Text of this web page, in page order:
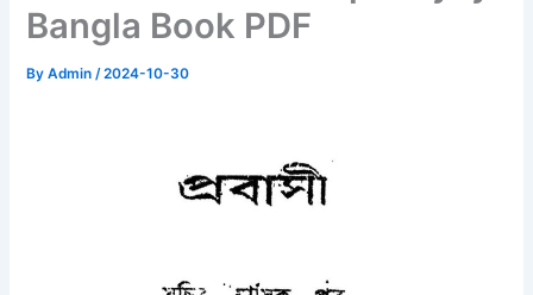
Bangla Book PDF
ByAdmin/2024-10-30